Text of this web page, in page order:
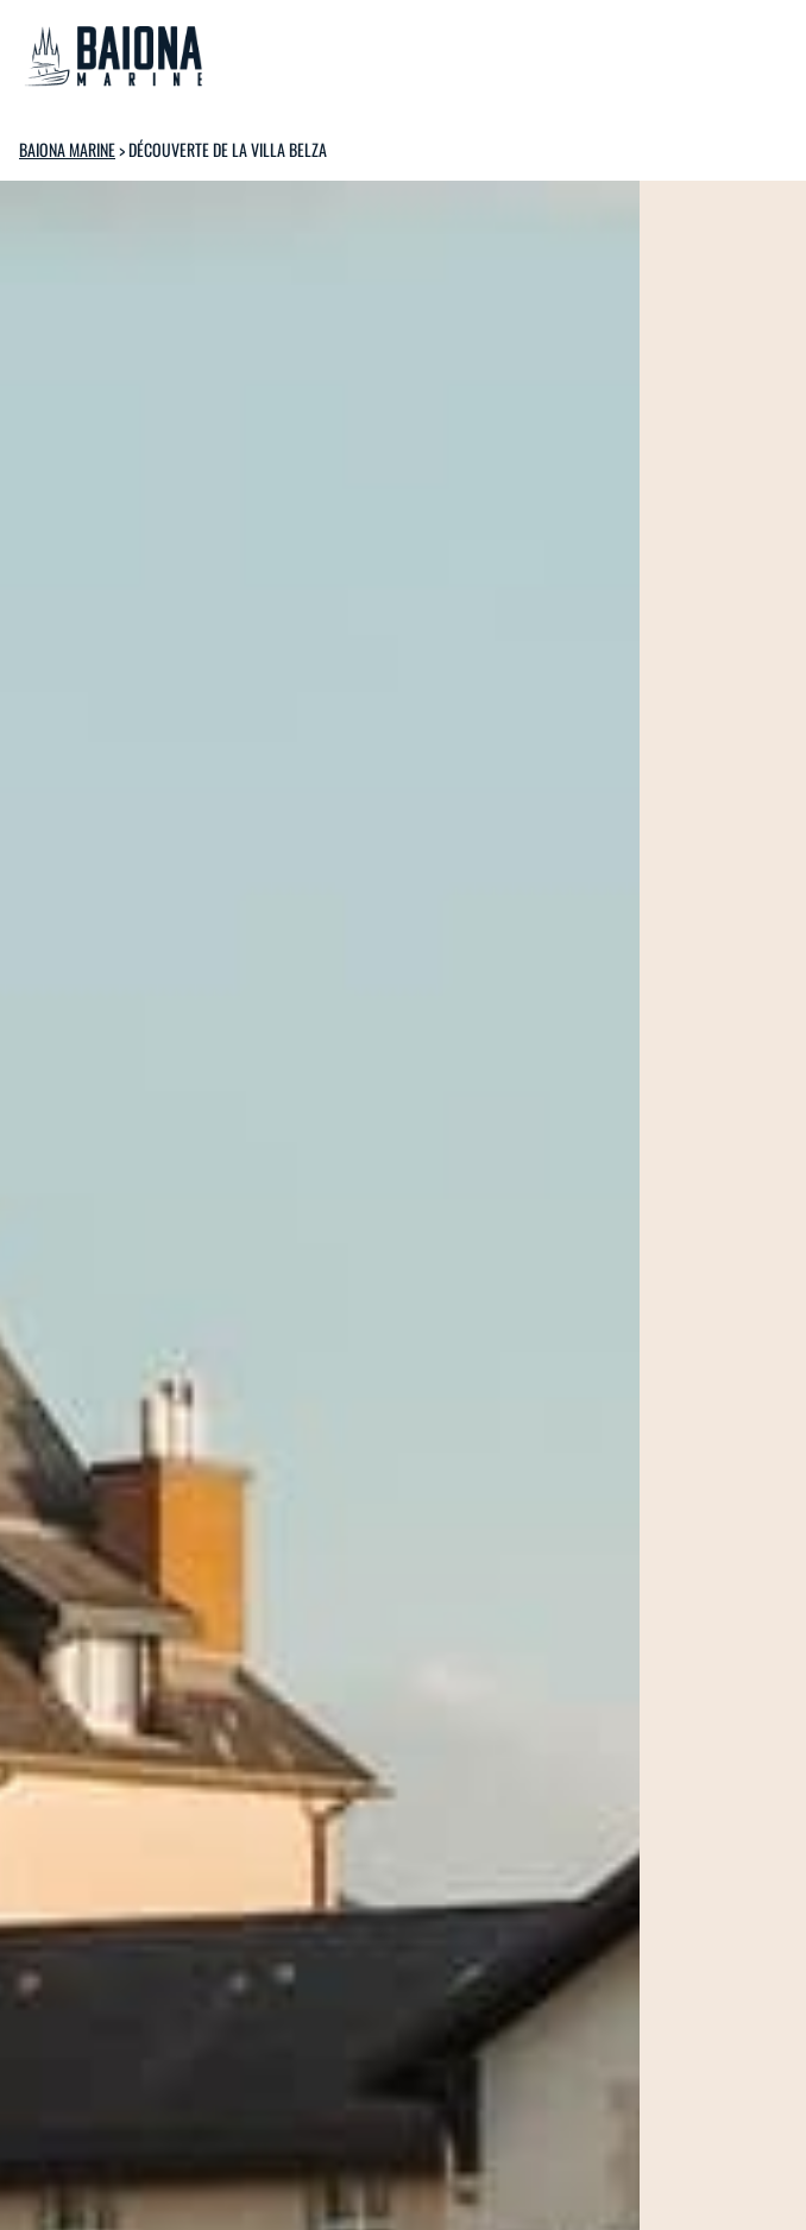
BAIONA MARINE>DÉCOUVERTE DE LA VILLA BELZA